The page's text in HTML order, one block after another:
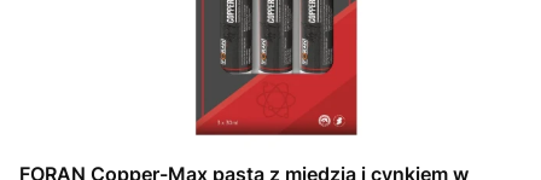
FORAN Copper-Max pasta z miedzią i cynkiem w